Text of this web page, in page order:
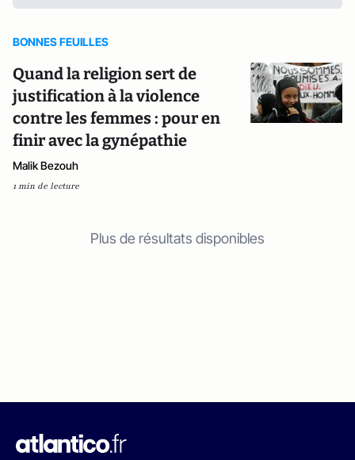
BONNES FEUILLES
Quand la religion sert de
justification à la violence
contre les femmes : pour en
finir avec la gynépathie
Malik Bezouh
1 min de lecture
Plus de résultats disponibles